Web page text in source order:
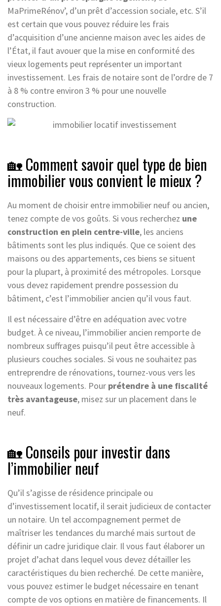
MaPrimeRénov’, d’un prêt d’accession sociale, etc. S’il
est certain que vous pouvez réduire les frais
d’acquisition d’une ancienne maison avec les aides de
l’État, il faut avouer que la mise en conformité des
vieux logements peut représenter un important
investissement. Les frais de notaire sont de l’ordre de 7
à 8 % contre environ 3 % pour une nouvelle
construction.
🏡 Comment savoir quel type de bien
immobilier vous convient le mieux ?
Au moment de choisir entre immobilier neuf ou ancien,
tenez compte de vos goûts. Si vous recherchez une
construction en plein centre-ville, les anciens
bâtiments sont les plus indiqués. Que ce soient des
maisons ou des appartements, ces biens se situent
pour la plupart, à proximité des métropoles. Lorsque
vous devez rapidement prendre possession du
bâtiment, c’est l’immobilier ancien qu’il vous faut.
Il est nécessaire d’être en adéquation avec votre
budget. À ce niveau, l’immobilier ancien remporte de
nombreux suffrages puisqu’il peut être accessible à
plusieurs couches sociales. Si vous ne souhaitez pas
entreprendre de rénovations, tournez-vous vers les
nouveaux logements. Pour prétendre à une fiscalité
très avantageuse, misez sur un placement dans le
neuf.
🏡 Conseils pour investir dans
l’immobilier neuf
Qu’il s’agisse de résidence principale ou
d’investissement locatif, il serait judicieux de contacter
un notaire. Un tel accompagnement permet de
maîtriser les tendances du marché mais surtout de
définir un cadre juridique clair. Il vous faut élaborer un
projet d’achat dans lequel vous devez détailler les
caractéristiques du bien recherché. De cette manière,
vous pouvez estimer le budget nécessaire en tenant
compte de vos options en matière de financements. Il